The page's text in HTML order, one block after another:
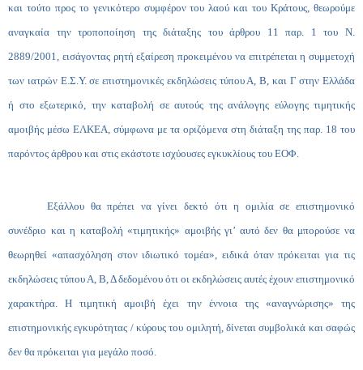
και τούτο προς το γενικότερο συμφέρον του λαού και του Κράτους, θεωρούμε
αναγκαία την τροποποίηση της διάταξης του άρθρου 11 παρ. 1 του Ν.
2889/2001, εισάγοντας ρητή εξαίρεση προκειμένου να επιτρέπεται η συμμετοχή
των ιατρών Ε.Σ.Υ. σε επιστημονικές εκδηλώσεις τύπου Α, Β, και Γ στην Ελλάδα
ή στο εξωτερικό, την καταβολή σε αυτούς της ανάλογης εύλογης τιμητικής
αμοιβής μέσω ΕΛΚΕΑ, σύμφωνα με τα οριζόμενα στη διάταξη της παρ. 18 του
παρόντος άρθρου και στις εκάστοτε ισχύουσες εγκυκλίους του ΕΟΦ.
Εξάλλου θα πρέπει να γίνει δεκτό ότι η ομιλία σε επιστημονικό
συνέδριο και η καταβολή «τιμητικής» αμοιβής γι’ αυτό δεν θα μπορούσε να
θεωρηθεί «απασχόληση στον ιδιωτικό τομέα», ειδικά όταν πρόκειται για τις
εκδηλώσεις τύπου Α, Β, Δ δεδομένου ότι οι εκδηλώσεις αυτές έχουν επιστημονικό
χαρακτήρα. Η τιμητική αμοιβή έχει την έννοια της «αναγνώρισης» της
επιστημονικής εγκυρότητας / κύρους του ομιλητή, δίνεται συμβολικά και σαφώς
δεν θα πρόκειται για μεγάλο ποσό.